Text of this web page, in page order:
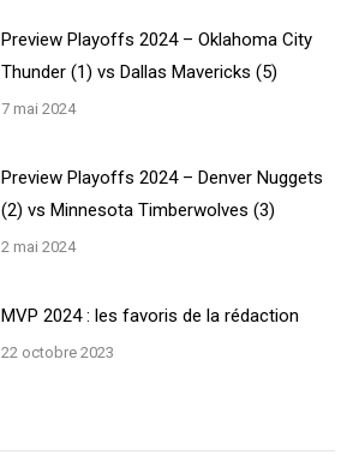
Preview Playoffs 2024 – Oklahoma City
Thunder (1) vs Dallas Mavericks (5)
7 mai 2024
Preview Playoffs 2024 – Denver Nuggets
(2) vs Minnesota Timberwolves (3)
2 mai 2024
MVP 2024 : les favoris de la rédaction
22 octobre 2023